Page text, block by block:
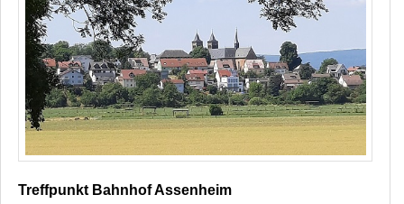
Treffpunkt Bahnhof Assenheim